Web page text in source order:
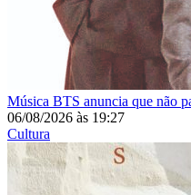
Música BTS anuncia que não
06/08/2026 às 19:27
Cultura